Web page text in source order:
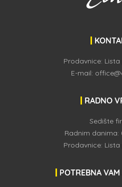
Prodavnice:
E-mail:
RADNO
Sedište
Radnim danima:
Prodavnice:
POTREBNA